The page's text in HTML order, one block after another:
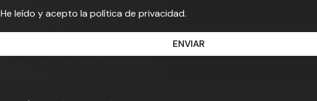
He leído y acepto la política de privacidad.
ENVIAR